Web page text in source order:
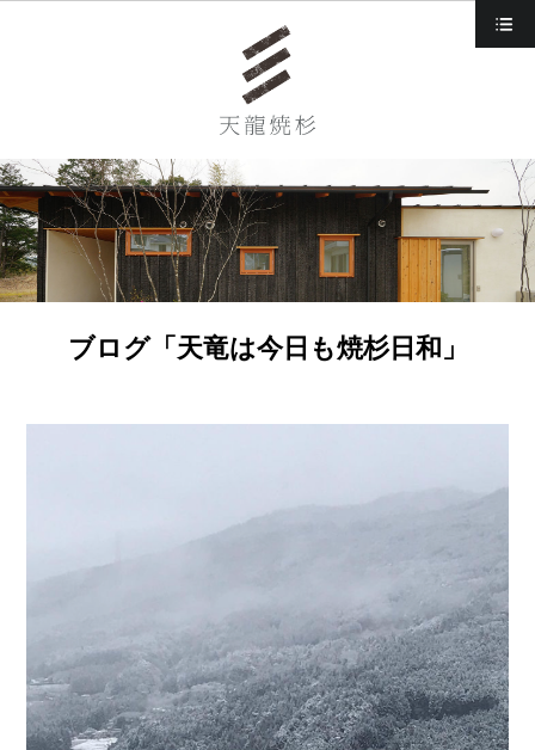
d
ブログ「天竜は今日も焼杉日和」